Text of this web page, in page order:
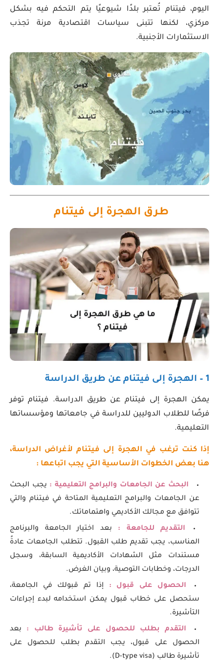
اليوم، فيتنام تُعتبر بلدًا شيوعيًا يتم التحكم فيه بشكل
مركزي، لكنها تتبنى سياسات اقتصادية مرنة تجذب
الاستثمارات الأجنبية.
طرق الهجرة إلى فيتنام
1 – الهجرة إلى فيتنام عن طريق الدراسة
يمكن الهجرة إلى فيتنام عن طريق الدراسة. فيتنام توفر
فرصًا للطلاب الدوليين للدراسة في جامعاتها ومؤسساتها
التعليمية.
إذا كنت ترغب في الهجرة إلى فيتنام لأغراض الدراسة،
هنا بعض الخطوات الأساسية التي يجب اتباعها :
البحث عن الجامعات والبرامج التعليمية : يجب البحث
عن الجامعات والبرامج التعليمية المتاحة في فيتنام والتي
تتوافق مع مجالك الأكاديمي واهتماماتك.
التقديم للجامعة : بعد اختيار الجامعة والبرنامج
المناسب، يجب تقديم طلب القبول. تتطلب الجامعات عادةً
مستندات مثل الشهادات الأكاديمية السابقة، وسجل
الدرجات، وخطابات التوصية، وبيان الغرض.
الحصول على قبول : إذا تم قبولك في الجامعة،
ستحصل على خطاب قبول يمكن استخدامه لبدء إجراءات
التأشيرة.
التقدم بطلب للحصول على تأشيرة طالب : بعد
الحصول على قبول، يجب التقدم بطلب للحصول على
تأشيرة طالب (D-type visa).